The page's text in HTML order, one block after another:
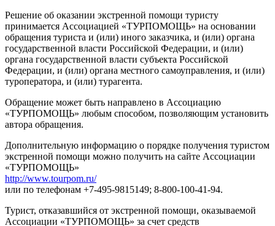
Решение об оказании экстренной помощи туристу
принимается Ассоциацией «ТУРПОМОЩЬ» на основании
обращения туриста и (или) иного заказчика, и (или) органа
государственной власти Российской Федерации, и (или)
органа государственной власти субъекта Российской
Федерации, и (или) органа местного самоуправления, и (или)
туроператора, и (или) турагента.
Обращение может быть направлено в Ассоциацию
«ТУРПОМОЩЬ» любым способом, позволяющим установить
автора обращения.
Дополнительную информацию о порядке получения туристом
экстренной помощи можно получить на сайте Ассоциации
«ТУРПОМОЩЬ»
http://www.tourpom.ru/
или по телефонам +7-495-9815149; 8-800-100-41-94.
Турист, отказавшийся от экстренной помощи, оказываемой
Ассоциации «ТУРПОМОЩЬ» за счет средств